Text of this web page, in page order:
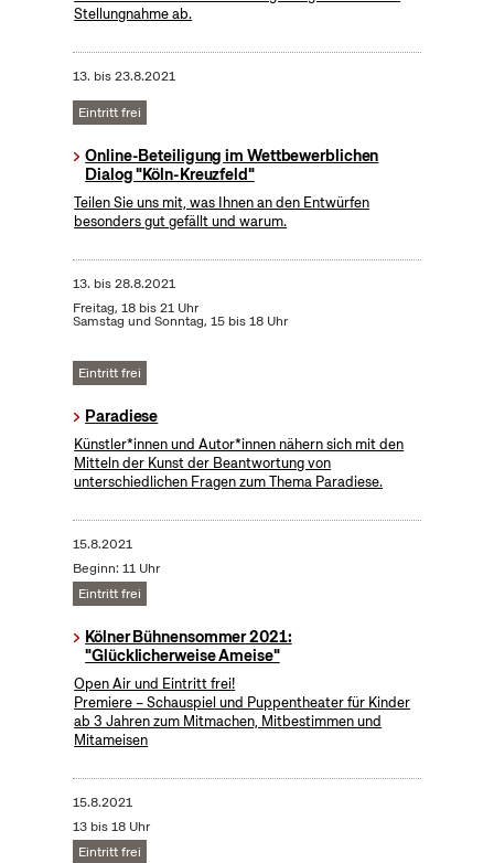
Stellungnahme ab.
13. bis23.8.2021
Eintritt frei
Online-Beteiligung im Wettbewerblichen
Dialog "Köln-Kreuzfeld"
Teilen Sie uns mit, was Ihnen an den Entwürfen
besonders gut gefällt und warum.
13. bis28.8.2021
Freitag, 18 bis 21 Uhr
Samstag und Sonntag, 15 bis 18 Uhr
Eintritt frei
Paradiese
Künstler*innen und Autor*innen nähern sich mit den
Mitteln der Kunst der Beantwortung von
unterschiedlichen Fragen zum Thema Paradiese.
15.8.2021
Beginn: 11 Uhr
Eintritt frei
Kölner Bühnensommer 2021:
"Glücklicherweise Ameise"
Open Air und Eintritt frei!
Premiere – Schauspiel und Puppentheater für Kinder
ab 3 Jahren zum Mitmachen, Mitbestimmen und
Mitameisen
15.8.2021
13 bis 18 Uhr
Eintritt frei